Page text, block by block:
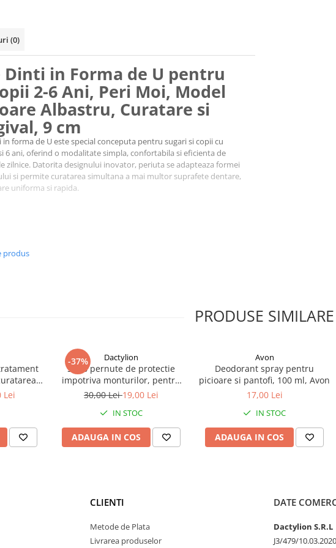
(0)
Dinti in Forma de U pentru
2-6 Ani, Peri Moi, Model
Albastru, Curatare si
9 cm
forma de U este special conceputa pentru sugari si copii cu
6 ani, oferind o modalitate simpla, confortabila si eficienta de
zilnice. Datorita designului inovator, periuta se adapteaza formei
si permite curatarea simultana a mai multor suprafete dentare,
uniforma si rapida.
produs
PRODUSE SIMILARE
Lei
-37% Dactylion
Set 8 pernute de protectie
impotriva monturilor, pentru
picior si degete, din silicon - Bej
30,00 Lei19,00 Lei
IN STOC
ADAUGA IN COS
Avon
Deodorant spray pentru
picioare si pantofi, 100 ml, Avon
17,00 Lei
IN STOC
ADAUGA IN COS
CLIENTI
Metode de Plata
Livrarea produselor
DATE
Dactylion S.R.L
J3/479/10.03.2020